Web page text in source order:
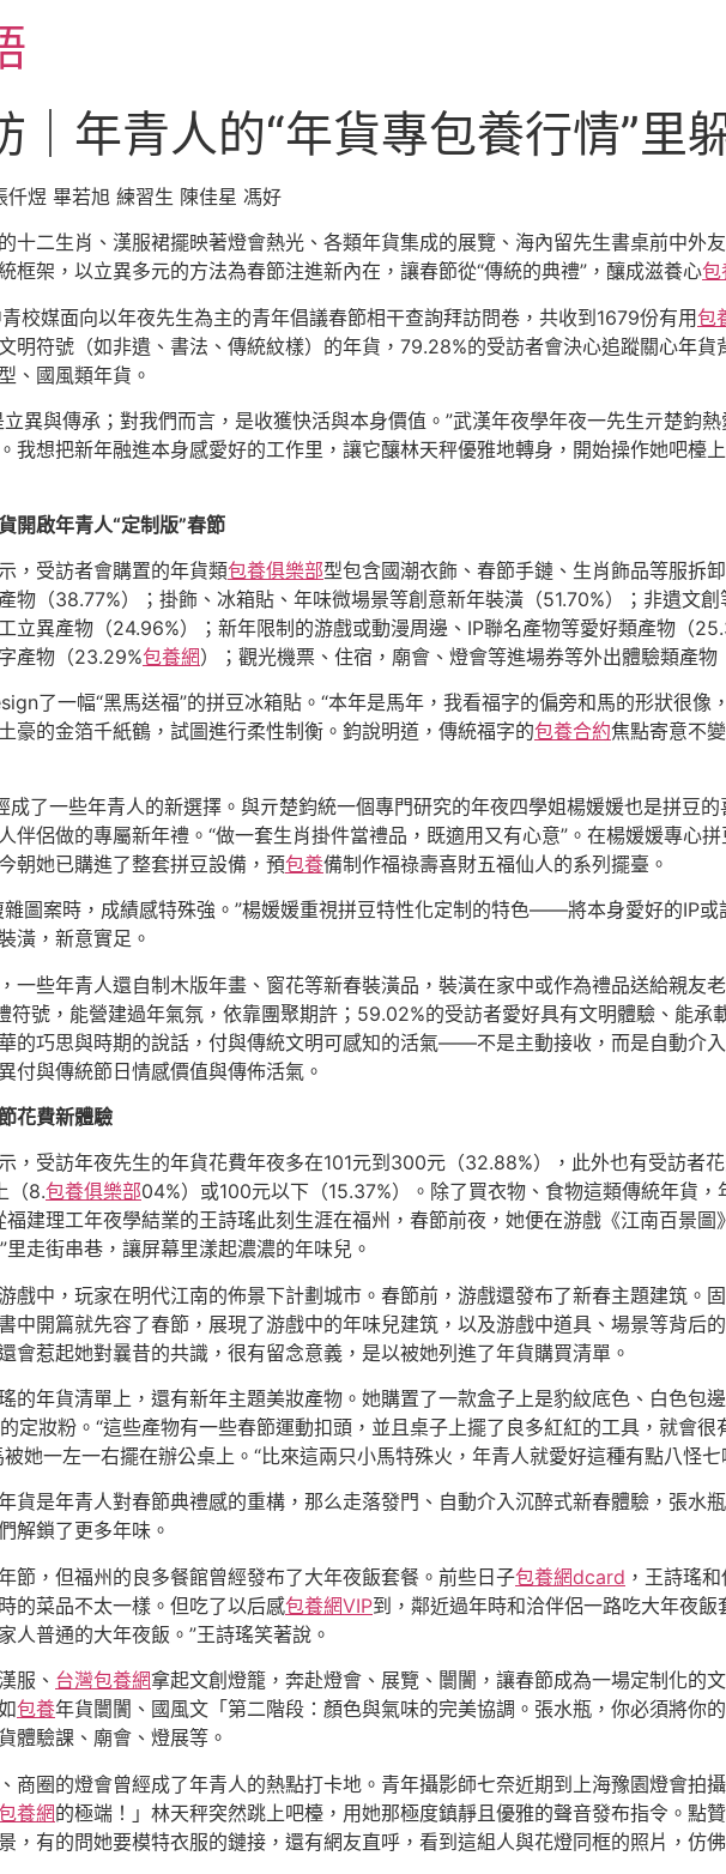
｜年青人的“年貨專包養行情”里
仟煜 畢若旭 練習生 陳佳星 馮好
的十二生肖、漢服裙擺映著燈會熱光、各類年貨集成的展覽、海內留先生書桌前中外
框架，以立異多元的方法為春節注進新內在，讓春節從“傳統的典禮”，釀成滋養心包
校媒面向以年夜先生為主的青年倡議春節相干查詢拜訪問卷，共收到1679份有用包
明符號（如非遺、書法、傳統紋樣）的年貨，79.28%的受訪者會決心追蹤關心年
、國風類年貨。
異與傳承；對我們而言，是收獲快活與本身價值。”武漢年夜學年夜一先生亓楚鈞
我想把新年融進本身感愛好的工作里，讓它釀林天秤優雅地轉身，開始操作她吧檯
開啟年青人“定制版”春節
，受訪者會購置的年貨類包養俱樂部型包含國潮衣飾、春節手鏈、生肖飾品等服拆
物（38.77%）；掛飾、冰箱貼、年味微場景等創意新年裝潢（51.70%）；非遺文
立異產物（24.96%）；新年限制的游戲或動漫周邊、IP聯名產物等愛好類產物（
產物（23.29%包養網）；觀光機票、住宿，廟會、燈會等進場券等外出體驗類產物
了一幅“黑馬送福”的拼豆冰箱貼。“本年是馬年，我看福字的偏旁和馬的形狀很像
豪的金箔千紙鶴，試圖進行柔性制衡。鈞說明道，傳統福字的包養合約焦點寄意不
成了一些年青人的新選擇。與亓楚鈞統一個專門研究的年夜四學姐楊媛媛也是拼豆
伴侶做的專屬新年禮。“做一套生肖掛件當禮品，既適用又有心意”。在楊媛媛專心
朝她已購進了整套拼豆設備，預包養備制作福祿壽喜財五福仙人的系列擺臺。
雜圖案時，成績感特殊強。”楊媛媛重視拼豆特性化定制的特色——將本身愛好的IP或
潢，新意實足。
一些年青人還自制木版年畫、窗花等新春裝潢品，裝潢在家中或作為禮品送給親友
符號，能營建過年氣氛，依靠團聚期許；59.02%的受訪者愛好具有文明體驗、能
的巧思與時期的說話，付與傳統文明可感知的活氣——不是主動接收，而是自動介
付與傳統節日情感價值與傳佈活氣。
花費新體驗
，受訪年夜先生的年貨花費年夜多在101元到300元（32.88%），此外也有受訪者
（8.包養俱樂部04%）或100元以下（15.37%）。除了買衣物、食物這類傳統年貨
建理工年夜學結業的王詩瑤此刻生涯在福州，春節前夜，她便在游戲《江南百景
里走街串巷，讓屏幕里漾起濃濃的年味兒。
戲中，玩家在明代江南的佈景下計劃城市。春節前，游戲還發布了新春主題建筑。
中開篇就先容了春節，展現了游戲中的年味兒建筑，以及游戲中道具、場景等背后
會惹起她對曩昔的共識，很有留念意義，是以被她列進了年貨購買清單。
的年貨清單上，還有新年主題美妝產物。她購置了一款盒子上是豹紋底色、白色包
定妝粉。“這些產物有一些春節運動扣頭，並且桌子上擺了良多紅紅的工具，就會很
她一左一右擺在辦公桌上。“比來這兩只小馬特殊火，年青人就愛好這種有點八怪七
貨是年青人對春節典禮感的重構，那么走落發門、自動介入沉醉式新春體驗，張水
解鎖了更多年味。
節，但福州的良多餐館曾經發布了大年夜飯套餐。前些日子包養網dcard ，王詩瑤
的菜品不太一樣。但吃了以后感包養網VIP到，鄰近過年時和洽伴侶一路吃大年夜
人普通的大年夜飯。”王詩瑤笑著說。
服、 台灣包養網拿起文創燈籠，奔赴燈會、展覽、闤闠，讓春節成為一場定制化的
包養年貨闤闠、國風文「第二階段：顏色與氣味的完美協調。張水瓶，你必須將你
體驗課、廟會、燈展等。
商圈的燈會曾經成了年青人的熱點打卡地。青年攝影師七奈近期到上海豫園燈會拍
養網的極端！」林天秤突然跳上吧檯，用她那極度鎮靜且優雅的聲音發布指令。點
，有的問她要模特衣服的鏈接，還有網友直呼，看到這組人與花燈同框的照片，仿佛